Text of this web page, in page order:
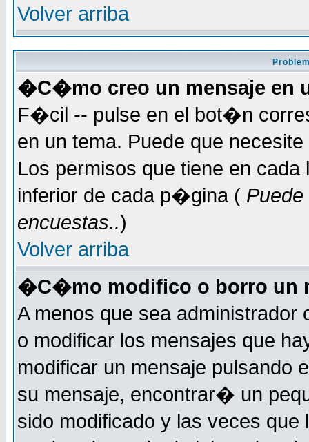
Volver arriba
�C�mo creo un mensaje en
F�cil -- pulse en el bot�n
en un tema. Puede que
Los permisos que tiene en
inferior de cada p�gina (
encuestas..)
Volver arriba
�C�mo modifico o borro un
A menos que sea administrador
o modificar los mensajes que
modificar un mensaje pulsando
su mensaje, encontrar� un
sido modificado y las veces